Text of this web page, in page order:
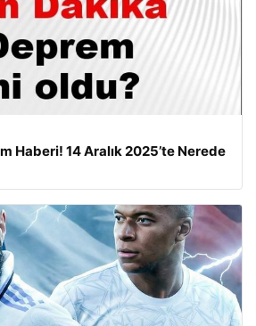
Haberi! 14 Aralık 2025’te Nerede